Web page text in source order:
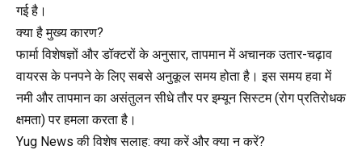
गई है।
क्या है मुख्य कारण?
फार्मा विशेषज्ञों और डॉक्टरों के अनुसार, तापमान में अचानक उतार-चढ़ाव
वायरस के पनपने के लिए सबसे अनुकूल समय होता है। इस समय हवा में
नमी और तापमान का असंतुलन सीधे तौर पर इम्यून सिस्टम (रोग प्रतिरोधक
क्षमता) पर हमला करता है।
Yug News की विशेष सलाह: क्या करें और क्या न करें?